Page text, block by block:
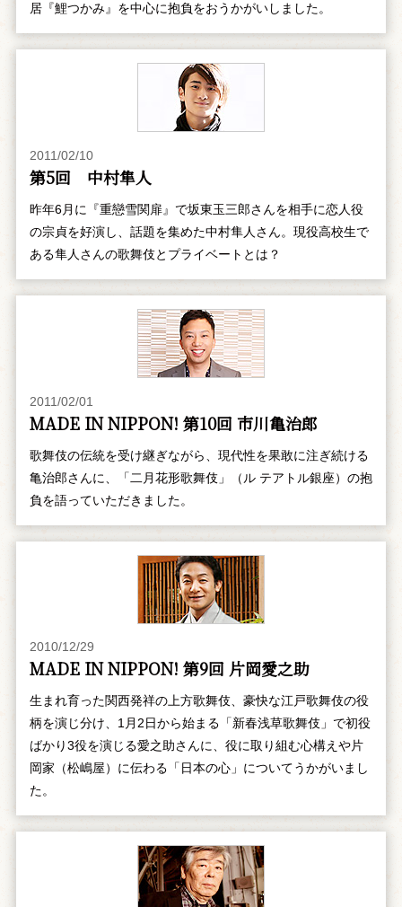
居『鯉つかみ』を中心に抱負をおうかがいしました。
2011/02/10
第5回 中村隼人
昨年6月に『重戀雪関扉』で坂東玉三郎さんを相手に恋人役
の宗貞を好演し、話題を集めた中村隼人さん。現役高校生で
ある隼人さんの歌舞伎とプライベートとは？
2011/02/01
MADE IN NIPPON! 第10回 市川亀治郎
歌舞伎の伝統を受け継ぎながら、現代性を果敢に注ぎ続ける
亀治郎さんに、「二月花形歌舞伎」（ル テアトル銀座）の抱
負を語っていただきました。
2010/12/29
MADE IN NIPPON! 第9回 片岡愛之助
生まれ育った関西発祥の上方歌舞伎、豪快な江戸歌舞伎の役
柄を演じ分け、1月2日から始まる「新春浅草歌舞伎」で初役
ばかり3役を演じる愛之助さんに、役に取り組む心構えや片
岡家（松嶋屋）に伝わる「日本の心」についてうかがいまし
た。